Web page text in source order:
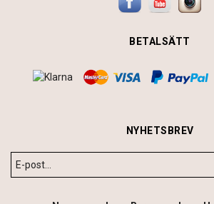
BETALSÄTT
NYHETSBREV